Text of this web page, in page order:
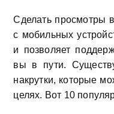
Сделать просмотры
с мобильных
и позволяет
вы в пути.
накрутки, которые
целях. Вот 10